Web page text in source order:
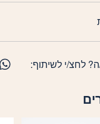
לחצ/י לשיתוף: